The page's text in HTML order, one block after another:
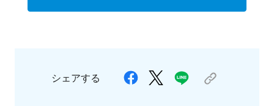
シェアする